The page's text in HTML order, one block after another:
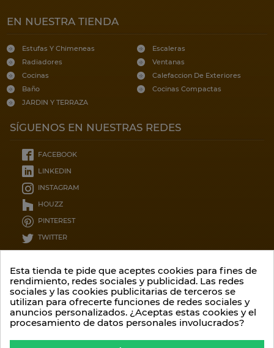
EN NUESTRA TIENDA
Estufas Y Chimeneas
Radiadores
Cocinas
Baño
JARDIN Y TERRAZA
Escaleras
Ventanas
Calefaccion De Exteriores
Cocinas Compactas
SÍGUENOS EN NUESTRAS REDES
FACEBOOK
LINKEDIN
INSTAGRAM
HOUZZ
PINTEREST
TWITTER
CONTÁCTENOS
Garcia lorca 12, 8ºC
36209 - Pontevedra
Contáctenos por teléfono::
(34) 986 20 75 52
Esta tienda te pide que aceptes cookies para fines de
rendimiento, redes sociales y publicidad. Las redes
sociales y las cookies publicitarias de terceros se
utilizan para ofrecerte funciones de redes sociales y
anuncios personalizados. ¿Aceptas estas cookies y el
procesamiento de datos personales involucrados?